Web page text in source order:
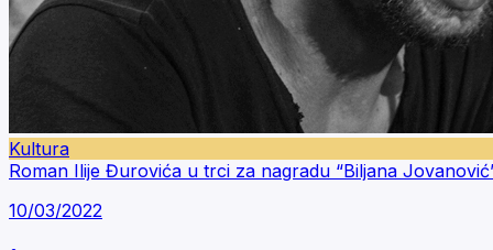
Kultura
Roman Ilije Đurovića u trci za nagradu “Biljana
10/03/2022